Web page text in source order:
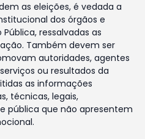
as eleições, é vedada a
dos órgãos e
ressalvadas as
Também devem ser
autoridades, agentes
ou resultados da
as informações
técnicas, legais,
pública que não apresentem